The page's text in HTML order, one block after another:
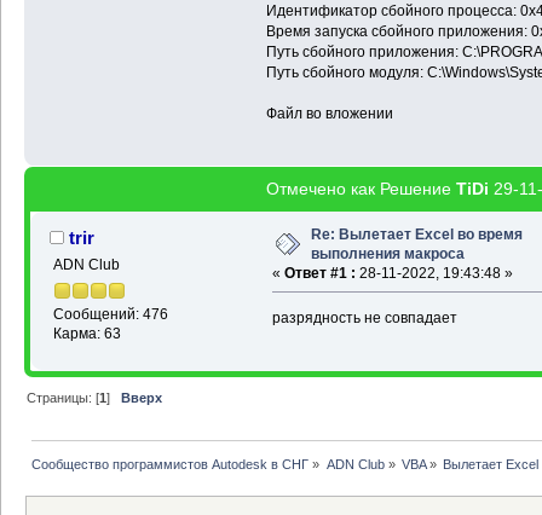
Идентификатор сбойного процесса:
Время запуска сбойного приложения:
Путь сбойного приложения:
Путь сбойного модуля:
Файл во вложении
Отмечено как Решение TiDi 29-
trir
ADN Club
Сообщений: 476
Карма: 63
Re: Вылетает Excel во время
выполнения макроса
« Ответ #1 : 28-11-2022, 19:43:48 »
разрядность не совпадает
Страницы: [1]Вверх
Сообщество программистов Autodesk в СНГ » ADN Club» VBA» Вылетает